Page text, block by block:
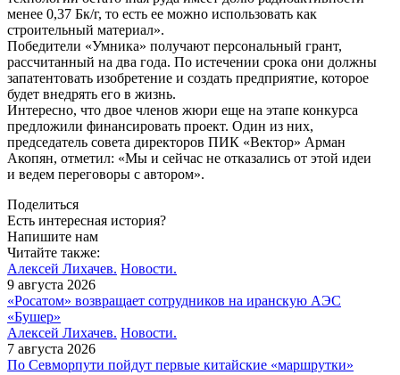
менее 0,37 Бк/г, то есть ее можно использовать как
строительный материал».
Победители «Умника» получают персональный грант,
рассчитанный на два года. По истечении срока они должны
запатентовать изобретение и создать предприятие, которое
будет внедрять его в жизнь.
Интересно, что двое членов жюри еще на этапе конкурса
предложили финансировать проект. Один из них,
председатель совета директоров ПИК «Вектор» Арман
Акопян, отметил: «Мы и сейчас не отказались от этой идеи
и ведем переговоры с автором».
Поделиться
Есть интересная история?
Напишите нам
Читайте также:
Алексей Лихачев. Новости.
9 августа 2026
«Росатом» возвращает сотрудников на иранскую АЭС
«Бушер»
Алексей Лихачев. Новости.
7 августа 2026
По Севморпути пойдут первые китайские «маршрутки»